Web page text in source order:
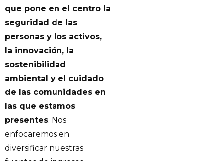
que pone en el centro la
seguridad de las
personas y los activos,
la innovación, la
sostenibilidad
ambiental y el cuidado
de las comunidades en
las que estamos
presentes. Nos
enfocaremos en
diversificar nuestras